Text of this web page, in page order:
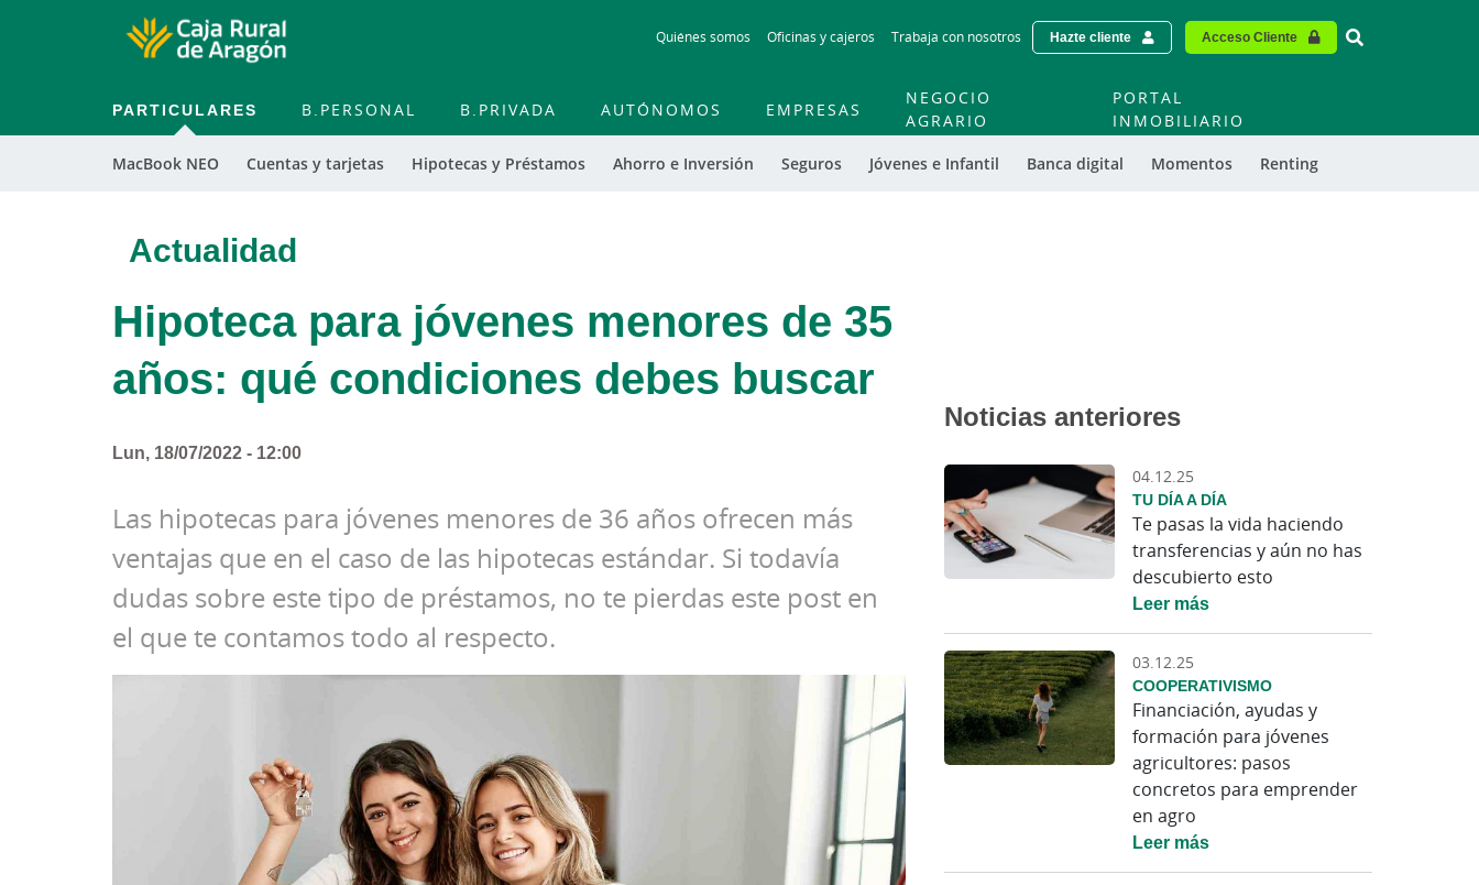
to
Quiénes somos Oficinas y cajeros Trabaja con nosotros Hazte cliente Acceso Cliente Vinculo -
PARTICULARES
MacBook NEO Cuentas y tarjetas Hipotecas y Préstamos Ahorro e Inversión Seguros Jóvenes e Infantil Banca digital Momentos Renting
B.PERSONAL B.PRIVADA AUTÓNOMOS EMPRESAS
NEGOCIO
AGRARIO
PORTAL
INMOBILIARIO
Actualidad
Hipoteca para jóvenes menores de 35
años: qué condiciones debes buscar
Lun, 18/07/2022 - 12:00
Las hipotecas para jóvenes menores de 36 años ofrecen más
ventajas que en el caso de las hipotecas estándar. Si todavía
dudas sobre este tipo de préstamos, no te pierdas este post en
el que te contamos todo al respecto.
Noticias anteriores
04.12.25
TU DÍA A DÍA
Te pasas la vida haciendo
transferencias y aún no has
descubierto esto
Leer más
03.12.25
COOPERATIVISMO
Financiación, ayudas y
formación para jóvenes
agricultores: pasos
concretos para emprender
en agro
Leer más